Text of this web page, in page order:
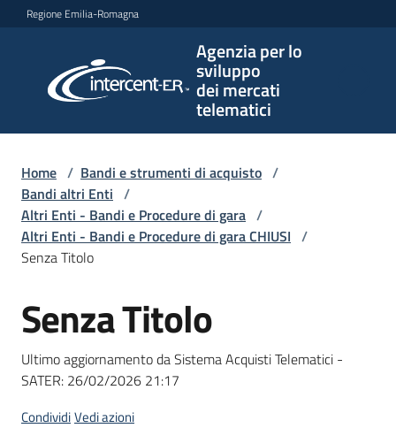
Vai al contenuto
Vai alla navigazione
Vai al footer
Regione Emilia-Romagna
Agenzia per lo
sviluppo
dei mercati
telematici
per lo
sviluppo
telematici
L'Agenzia
Bandi
strumenti
di
acquisto
Home / Bandi e strumenti di acquisto /
Bandi altri Enti /
Altri Enti - Bandi e Procedure di gara /
Altri Enti - Bandi e Procedure di gara CHIUSI /
Senza Titolo
Salta al contenuto
Senza Titolo
Ultimo aggiornamento da Sistema Acquisti Telematici -
SATER: 26/02/2026 21:17
CondividiVedi azioni